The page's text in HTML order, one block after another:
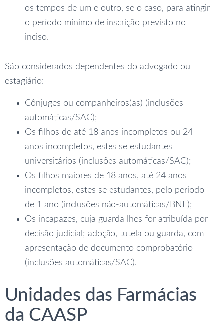
os tempos de um e outro, se o caso, para atingir
o período mínimo de inscrição previsto no
inciso.
São considerados dependentes do advogado ou
estagiário:
Cônjuges ou companheiros(as) (inclusões
automáticas/SAC);
Os filhos de até 18 anos incompletos ou 24
anos incompletos, estes se estudantes
universitários (inclusões automáticas/SAC);
Os filhos maiores de 18 anos, até 24 anos
incompletos, estes se estudantes, pelo período
de 1 ano (inclusões não-automáticas/BNF);
Os incapazes, cuja guarda lhes for atribuída por
decisão judicial; adoção, tutela ou guarda, com
apresentação de documento comprobatório
(inclusões automáticas/SAC).
Unidades das Farmácias
da CAASP